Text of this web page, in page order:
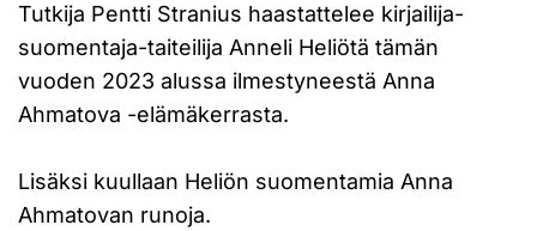
Tutkija Pentti Stranius haastattelee kirjailija-
suomentaja-taiteilija Anneli Heliötä tämän
vuoden 2023 alussa ilmestyneestä Anna
Ahmatova -elämäkerrasta.
Lisäksi kuullaan Heliön suomentamia Anna
Ahmatovan runoja.